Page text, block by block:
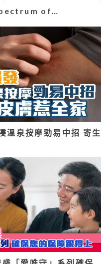
of…
溫泉按摩勁易中招 寄生